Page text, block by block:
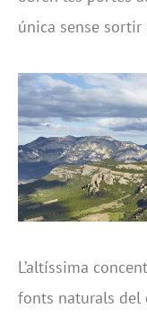
única sense sortir
L’altíssima
fonts naturals del